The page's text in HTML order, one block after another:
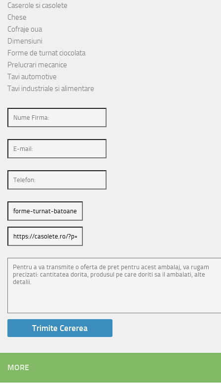
Caserole si casolete
Chese
Cofraje oua
Dimensiuni
Forme de turnat ciocolata
Prelucrari mecanice
Tavi automotive
Tavi industriale si alimentare
MORE